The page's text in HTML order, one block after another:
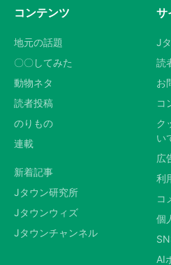
コンテンツ
地元の話題
〇〇してみた
動物ネタ
読者投稿
のりもの
連載
新着記事
Jタウン研究所
Jタウンウィズ
Jタウンチャンネル
サ
J
読
お
コ
ク
い
広
利
コ
個
AI